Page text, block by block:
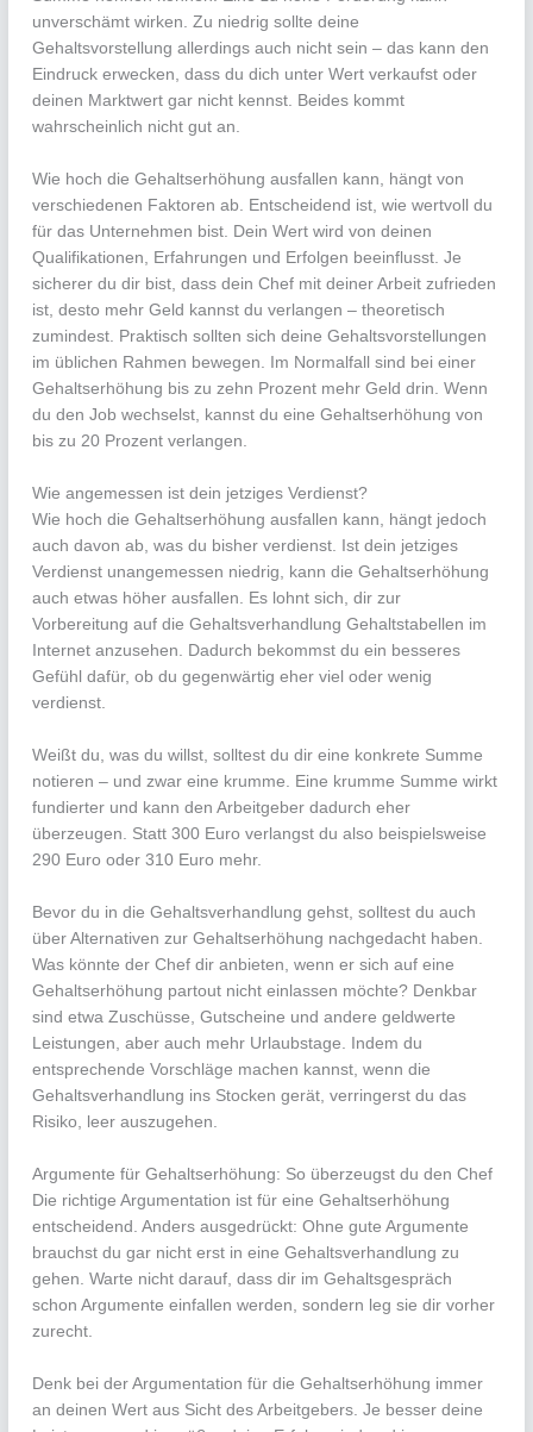
unverschämt wirken. Zu niedrig sollte deine
Gehaltsvorstellung allerdings auch nicht sein – das kann den
Eindruck erwecken, dass du dich unter Wert verkaufst oder
deinen Marktwert gar nicht kennst. Beides kommt
wahrscheinlich nicht gut an.
Wie hoch die Gehaltserhöhung ausfallen kann, hängt von
verschiedenen Faktoren ab. Entscheidend ist, wie wertvoll du
für das Unternehmen bist. Dein Wert wird von deinen
Qualifikationen, Erfahrungen und Erfolgen beeinflusst. Je
sicherer du dir bist, dass dein Chef mit deiner Arbeit zufrieden
ist, desto mehr Geld kannst du verlangen – theoretisch
zumindest. Praktisch sollten sich deine Gehaltsvorstellungen
im üblichen Rahmen bewegen. Im Normalfall sind bei einer
Gehaltserhöhung bis zu zehn Prozent mehr Geld drin. Wenn
du den Job wechselst, kannst du eine Gehaltserhöhung von
bis zu 20 Prozent verlangen.
Wie angemessen ist dein jetziges Verdienst?
Wie hoch die Gehaltserhöhung ausfallen kann, hängt jedoch
auch davon ab, was du bisher verdienst. Ist dein jetziges
Verdienst unangemessen niedrig, kann die Gehaltserhöhung
auch etwas höher ausfallen. Es lohnt sich, dir zur
Vorbereitung auf die Gehaltsverhandlung Gehaltstabellen im
Internet anzusehen. Dadurch bekommst du ein besseres
Gefühl dafür, ob du gegenwärtig eher viel oder wenig
verdienst.
Weißt du, was du willst, solltest du dir eine konkrete Summe
notieren – und zwar eine krumme. Eine krumme Summe wirkt
fundierter und kann den Arbeitgeber dadurch eher
überzeugen. Statt 300 Euro verlangst du also beispielsweise
290 Euro oder 310 Euro mehr.
Bevor du in die Gehaltsverhandlung gehst, solltest du auch
über Alternativen zur Gehaltserhöhung nachgedacht haben.
Was könnte der Chef dir anbieten, wenn er sich auf eine
Gehaltserhöhung partout nicht einlassen möchte? Denkbar
sind etwa Zuschüsse, Gutscheine und andere geldwerte
Leistungen, aber auch mehr Urlaubstage. Indem du
entsprechende Vorschläge machen kannst, wenn die
Gehaltsverhandlung ins Stocken gerät, verringerst du das
Risiko, leer auszugehen.
Argumente für Gehaltserhöhung: So überzeugst du den Chef
Die richtige Argumentation ist für eine Gehaltserhöhung
entscheidend. Anders ausgedrückt: Ohne gute Argumente
brauchst du gar nicht erst in eine Gehaltsverhandlung zu
gehen. Warte nicht darauf, dass dir im Gehaltsgespräch
schon Argumente einfallen werden, sondern leg sie dir vorher
zurecht.
Denk bei der Argumentation für die Gehaltserhöhung immer
an deinen Wert aus Sicht des Arbeitgebers. Je besser deine